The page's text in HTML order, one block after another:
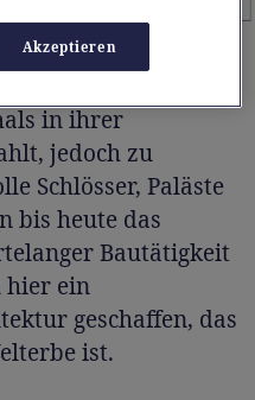
in ihrer
jedoch zu
Schlösser, Paläste
bis heute das
Bautätigkeit
hier ein
geschaffen, das
ist.
Akzeptieren